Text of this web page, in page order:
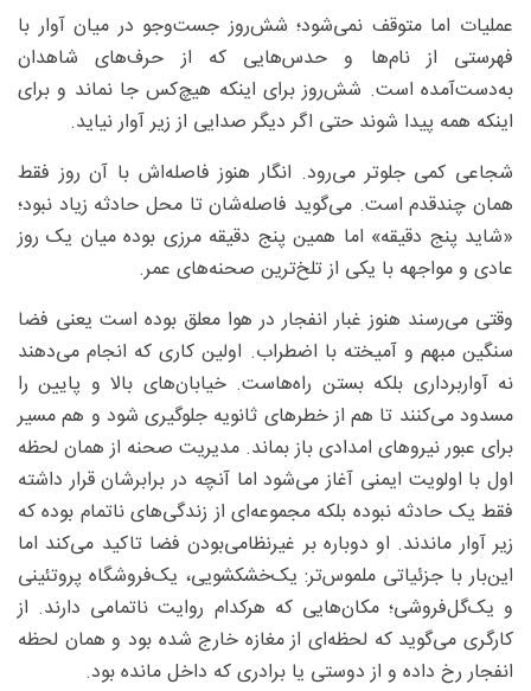
عملیات اما متوقف نمی‌شود؛ شش‌روز جست‌وجو در میان آوار با
فهرستی از نام‌ها و حدس‌هایی که از حرف‌های شاهدان
به‌دست‌آمده است. شش‌روز برای اینکه هیچ‌کس جا نماند و برای
اینکه همه پیدا شوند حتی اگر دیگر صدایی از زیر آوار نیاید.
شجاعی کمی جلوتر می‌رود. انگار هنوز فاصله‌اش با آن روز فقط
همان چندقدم است. می‌گوید فاصله‌شان تا محل حادثه زیاد نبود؛
«شاید پنج دقیقه» اما همین پنج دقیقه مرزی بوده میان یک روز
عادی و مواجهه با یکی از تلخ‌ترین صحنه‌های عمر.
وقتی می‌رسند هنوز غبار انفجار در هوا معلق بوده است یعنی فضا
سنگین مبهم و آمیخته با اضطراب. اولین کاری که انجام می‌دهند
نه آواربرداری بلکه بستن راه‌هاست. خیابان‌های بالا و پایین را
مسدود می‌کنند تا هم از خطرهای ثانویه جلوگیری شود و هم مسیر
برای عبور نیروهای امدادی باز بماند. مدیریت صحنه از همان لحظه
اول با اولویت ایمنی آغاز می‌شود اما آنچه در برابرشان قرار داشته
فقط یک حادثه نبوده بلکه مجموعه‌ای از زندگی‌های ناتمام بوده که
زیر آوار ماندند. او دوباره بر غیرنظامی‌بودن فضا تاکید می‌کند اما
این‌بار با جزئیاتی ملموس‌تر: یک‌خشکشویی، یک‌فروشگاه پروتئینی
و یک‌گل‌فروشی؛ مکان‌هایی که هرکدام روایت ناتمامی دارند. از
کارگری می‌گوید که لحظه‌ای از مغازه خارج شده بود و همان لحظه
انفجار رخ داده و از دوستی یا برادری که داخل مانده بود.